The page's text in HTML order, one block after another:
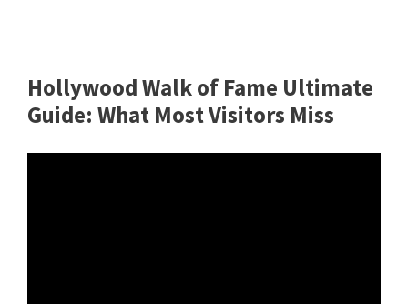
Hollywood Walk of Fame Ultimate
Guide: What Most Visitors Miss